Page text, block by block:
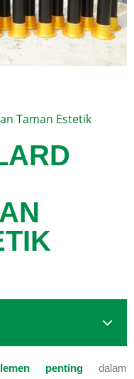
Taman Estetik
penting dalam